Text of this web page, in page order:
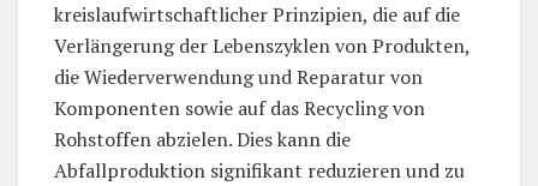
kreislaufwirtschaftlicher Prinzipien, die auf die
Verlängerung der Lebenszyklen von Produkten,
die Wiederverwendung und Reparatur von
Komponenten sowie auf das Recycling von
Rohstoffen abzielen. Dies kann die
Abfallproduktion signifikant reduzieren und zu